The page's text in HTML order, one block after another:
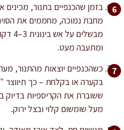
בזמן שהכנפיים בתנור, מכינים
מחבת נמוכה, מחממים את
ומתעבה מעט.
כשהכנפיים יוצאות מהתנור,
בקערה או בקלחת – כך תיווצר
ששוברת את הקריספיות בדיוק
מעל שומשום קלוי ובצל ירוק.